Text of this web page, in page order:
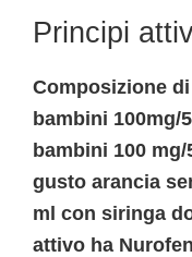
Principi
Composizione
bambini 100mg/
bambini 100
gusto arancia
ml con siringa
attivo ha